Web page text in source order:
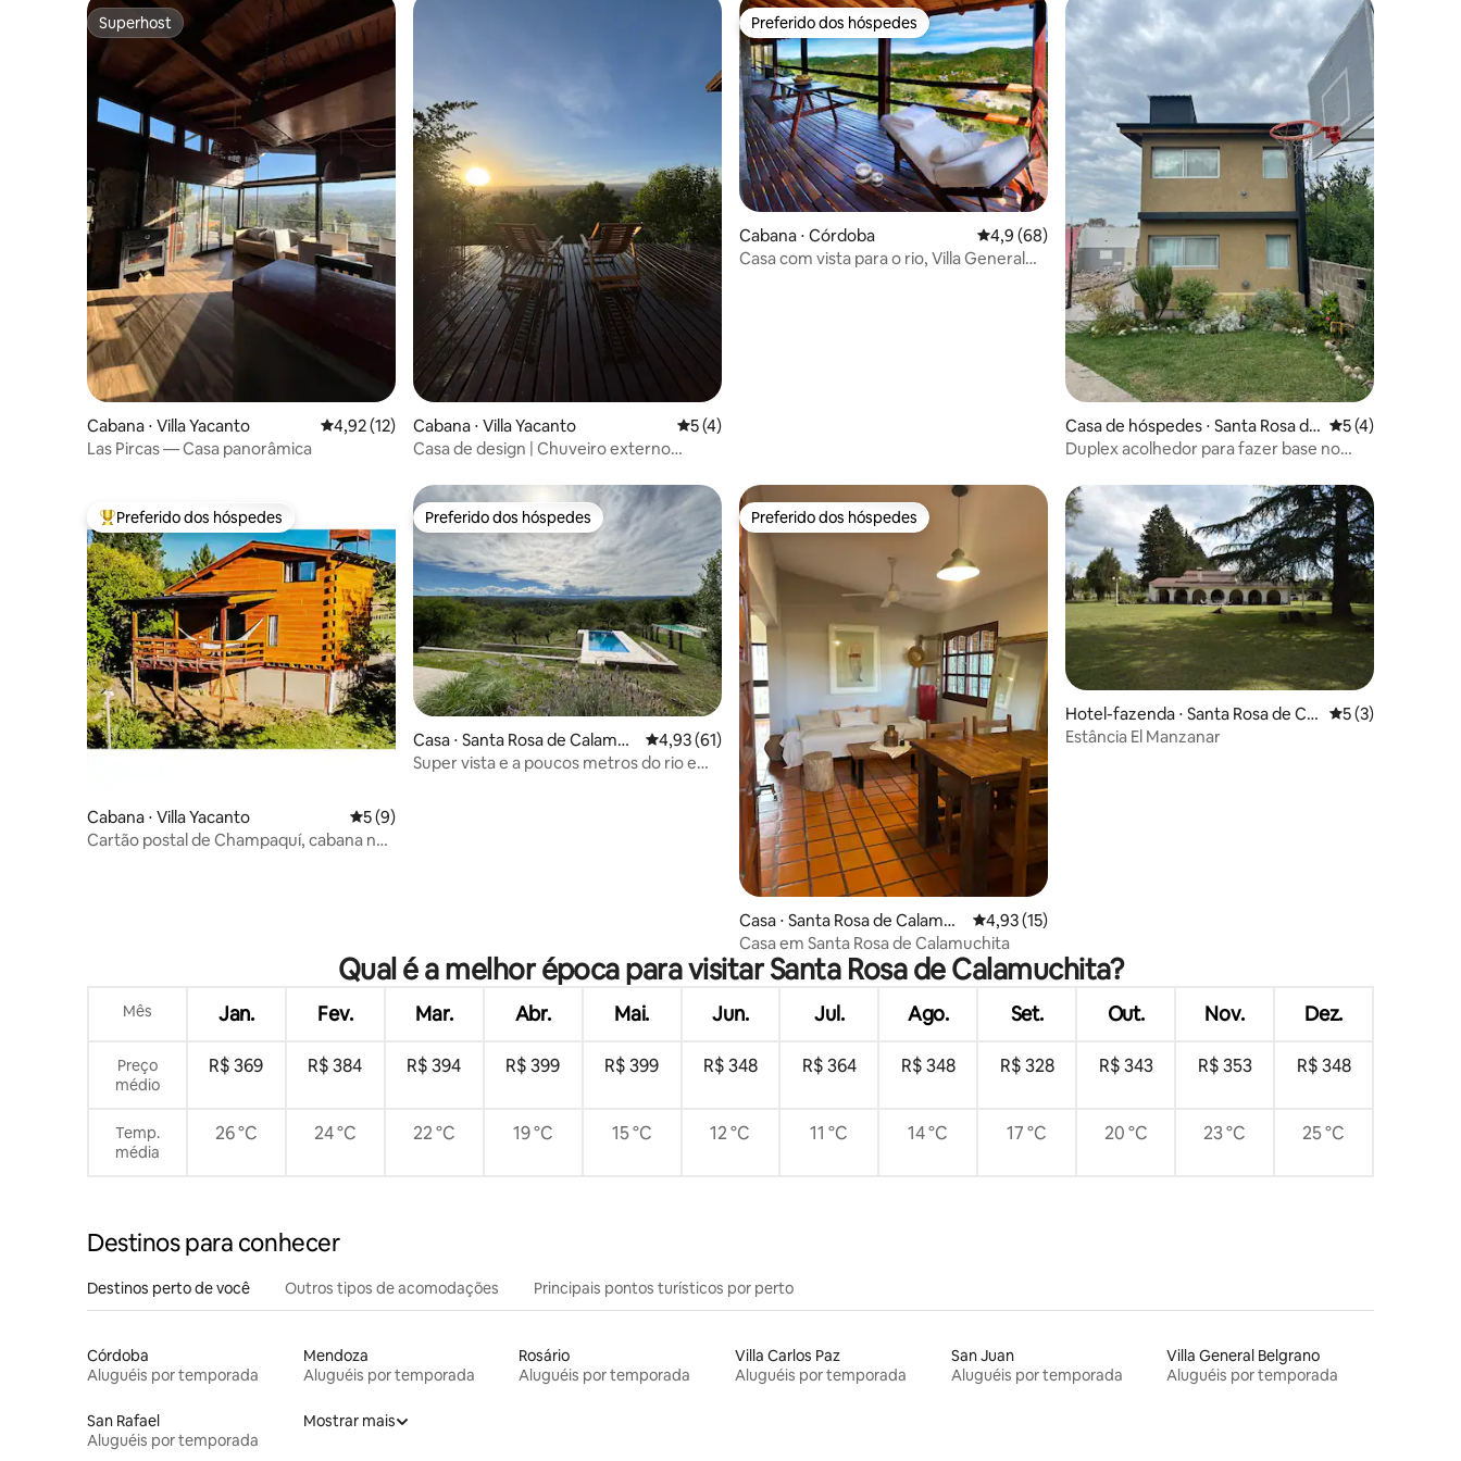
Superhost
Superhost
Cabana ⋅ Villa Yacanto 4,92 de uma avaliação média de 5, 12 avaliações
4,92 (12)
Las Pircas — Casa panorâmica
Cabana ⋅ Villa Yacanto 5 de uma avaliação média de 5, 4 avaliações
5 (4)
Casa de design | Chuveiro externo
Preferido dos hóspedes
Preferido dos hóspedes
Cabana ⋅ Córdoba 4,9 de uma avaliação média de 5, 68 avaliações
4,9 (68)
Casa com vista para o rio, Villa General
Casa de hóspedes ⋅ Santa Rosa de
Calamuchita
5 de uma
5 (4)
Duplex acolhedor para fazer base no
Entre os melhores preferidos dos hóspedes
Preferido dos hóspedes
Cabana ⋅ Villa Yacanto 5 de uma avaliação média de 5, 9 avaliações
5 (9)
Cartão postal de Champaquí, cabana na
Preferido dos hóspedes
Preferido dos hóspedes
Casa ⋅ Santa Rosa de Calamuc
hita
4,93 de uma avaliação média de 5, 61 avaliações
4,93 (61)
Super vista e a poucos metros do rio em
Preferido dos hóspedes
Preferido dos hóspedes
Casa ⋅ Santa Rosa de Calamuc
hita
4,93 de uma avaliação média de 5, 15 avaliações
4,93 (15)
Casa em Santa Rosa de Calamuchita
Hotel-fazenda ⋅ Santa Rosa de Cal
amuchita
5 de uma
5 (3)
Estância El Manzanar
Qual é a melhor época para visitar Santa Rosa de Calamuchita?
Mês Jan. Fev. Mar. Abr. Mai. Jun. Jul. Ago. Set. Out. Nov. Dez.
Preço
médio
R$ 369 R$ 384 R$ 394 R$ 399 R$ 399 R$ 348 R$ 364 R$ 348 R$ 328 R$ 343 R$ 353 R$ 348
Temp.
média
26 °C 24 °C 22 °C 19 °C 15 °C 12 °C 11 °C 14 °C 17 °C 20 °C 23 °C 25 °C
Destinos para conhecer
Destinos perto de você Outros tipos de acomodações Principais pontos turísticos por perto
Córdoba
Aluguéis por temporada
Mendoza
Aluguéis por temporada
Rosário
Aluguéis por temporada
Villa Carlos Paz
Aluguéis por temporada
San Juan
Aluguéis por temporada
Villa General Belgrano
Aluguéis por temporada
San Rafael
Aluguéis por temporada
Mostrar mais